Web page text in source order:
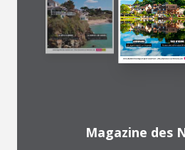
Magazine des